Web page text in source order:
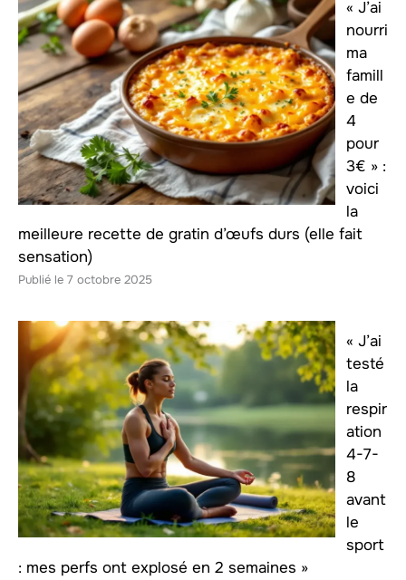
« J’ai
nourri
ma
famill
e de
4
pour
3€ » :
voici
la
meilleure recette de gratin d’œufs durs (elle fait
sensation)
7 octobre 2025
« J’ai
testé
la
respir
ation
4-7-
8
avant
le
sport
: mes perfs ont explosé en 2 semaines »